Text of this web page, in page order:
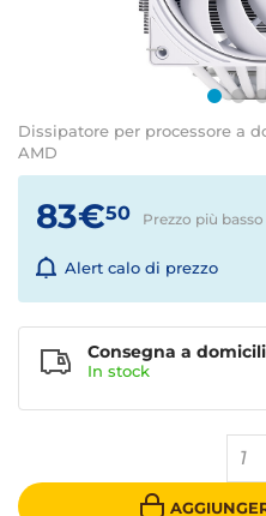
Dissipatore per processore a
AMD
83€50 Prezzo più
Alert calo di prezzo
1
Consegna a
In stock